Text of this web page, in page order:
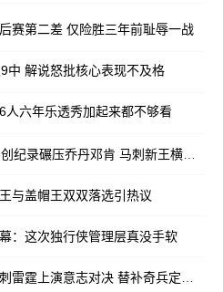
赛第二差 仅险胜三年前耻辱一战
中 解说怒批核心表现不及格
人六年乐透秀加起来都不够看
录碾压乔丹邓肯 马刺新王横空出世
与盖帽王双双落选引热议
：这次独行侠管理层真没手软
霆上演意志对决 替补奇兵定乾坤